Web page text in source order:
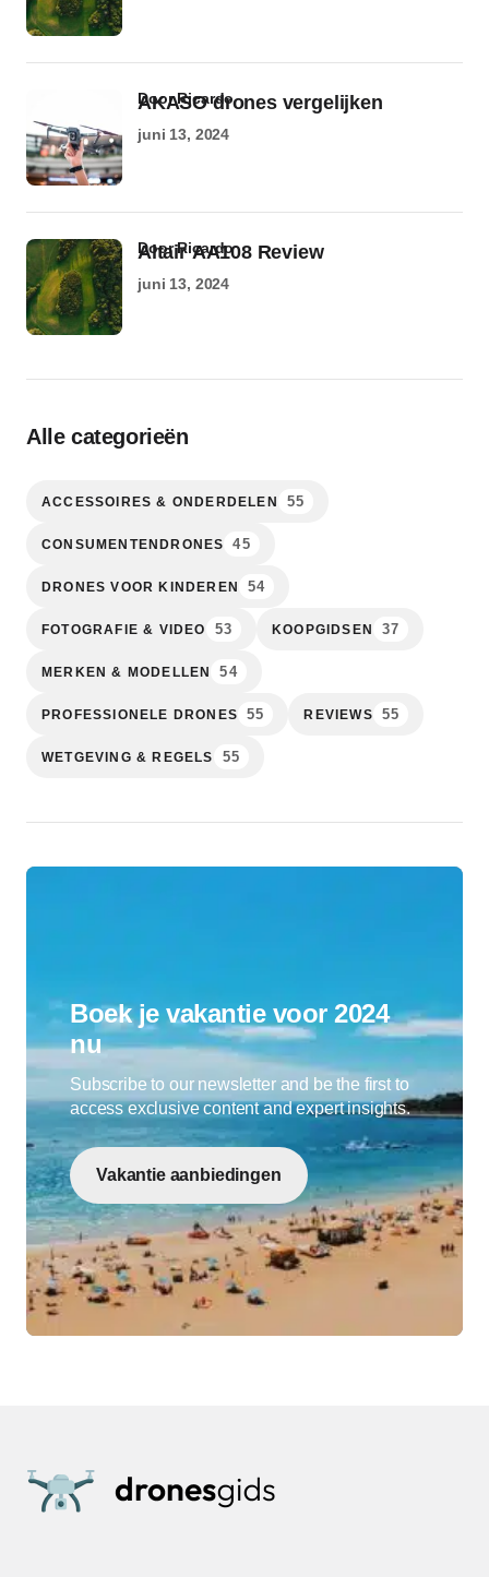
AKASO drones vergelijken
door Ricardo
juni 13, 2024
Altair AA108 Review
door Ricardo
juni 13, 2024
Alle categorieën
ACCESSOIRES & ONDERDELEN 55
CONSUMENTENDRONES 45
DRONES VOOR KINDEREN 54
FOTOGRAFIE & VIDEO 53 KOOPGIDSEN 37
MERKEN & MODELLEN 54
PROFESSIONELE DRONES 55 REVIEWS 55
WETGEVING & REGELS 55
Boek je vakantie voor 2024
nu
Subscribe to our newsletter and be the first to
access exclusive content and expert insights.
Vakantie aanbiedingen